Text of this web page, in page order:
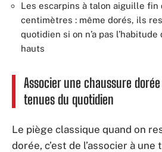
Les escarpins à talon aiguille fin
centimètres : même dorés, ils
quotidien si on n’a pas
hauts
Associer une chaussure
tenues du quotidien
Le piège classique quand on
dorée, c’est de l’associer à